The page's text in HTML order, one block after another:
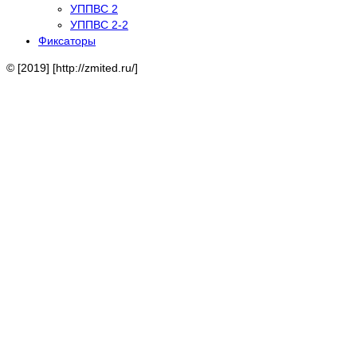
УППВС 2
УППВС 2-2
Фиксаторы
© [2019] [http://zmited.ru/]